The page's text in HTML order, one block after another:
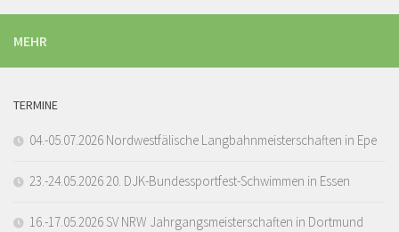
MEHR
TERMINE
04.-05.07.2026 Nordwestfälische Langbahnmeisterschaften in Epe
23.-24.05.2026 20. DJK-Bundessportfest-Schwimmen in Essen
16.-17.05.2026 SV NRW Jahrgangsmeisterschaften in Dortmund